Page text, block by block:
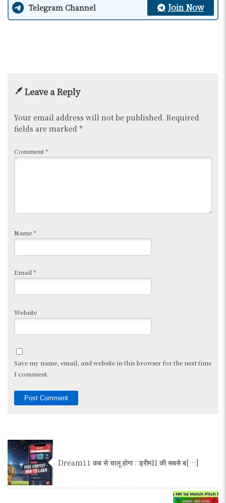
Telegram Channel Join Now
Leave a Reply
Your email address will not be published. Required
fields are marked *
Comment*
Name*
Email *
Website
Save my name, email, and website in this browser for the next time
I comment.
Dream11 कब से चालू होगा : ड्रीम11 की सबसे ब[…]